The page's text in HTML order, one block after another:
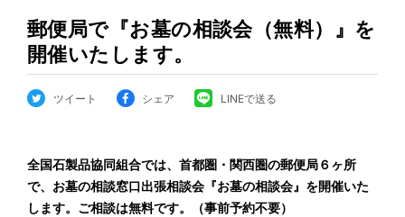
郵便局で『お墓の相談会（無料）』を
開催いたします。
ツイート シェア LINEで送る
全国石製品協同組合では、首都圏・関西圏の郵便局６ヶ所
で、お墓の相談窓口出張相談会『お墓の相談会』を開催いた
します。ご相談は無料です。（事前予約不要）